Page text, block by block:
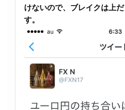
けないので、ブレイクは上
す。